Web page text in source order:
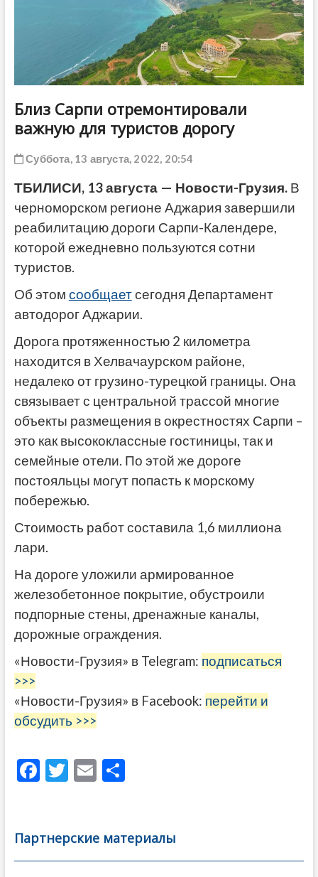
Близ Сарпи отремонтировали
важную для туристов дорогу
Суббота, 13 августа, 2022, 20:54
ТБИЛИСИ, 13 августа — Новости-Грузия.В
черноморском регионе Аджария завершили
реабилитацию дороги Сарпи-Календере,
которой ежедневно пользуются сотни
туристов.
Об этом сообщаетсегодня Департамент
автодорог Аджарии.
Дорога протяженностью 2 километра
находится в Хелвачаурском районе,
недалеко от грузино-турецкой границы. Она
связывает с центральной трассой многие
объекты размещения в окрестностях Сарпи –
это как высококлассные гостиницы, так и
семейные отели. По этой же дороге
постояльцы могут попасть к морскому
побережью.
Стоимость работ составила 1,6 миллиона
лари.
На дороге уложили армированное
железобетонное покрытие, обустроили
подпорные стены, дренажные каналы,
дорожные ограждения.
«Новости-Грузия» в Telegram: подписаться
>>>
«Новости-Грузия» в Facebook: перейти и
обсудить >>>
F
b
o
T
er
E
l
О
а
в
Партнерские материалы